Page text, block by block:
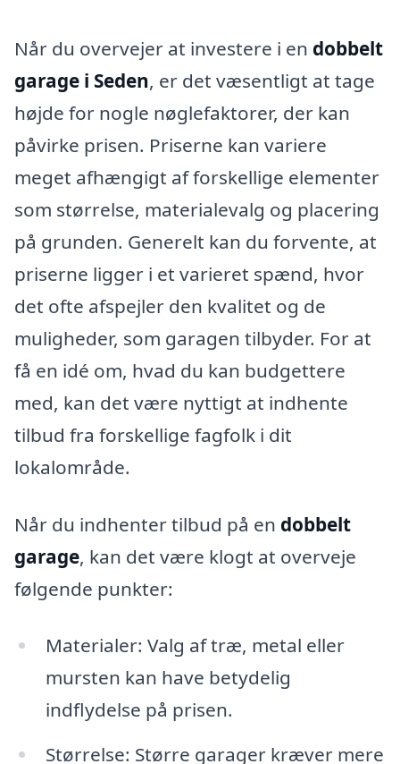
Når du overvejer at investere i en dobbelt
garage i Seden, er det væsentligt at tage
højde for nogle nøglefaktorer, der kan
påvirke prisen. Priserne kan variere
meget afhængigt af forskellige elementer
som størrelse, materialevalg og placering
på grunden. Generelt kan du forvente, at
priserne ligger i et varieret spænd, hvor
det ofte afspejler den kvalitet og de
muligheder, som garagen tilbyder. For at
få en idé om, hvad du kan budgettere
med, kan det være nyttigt at indhente
tilbud fra forskellige fagfolk i dit
lokalområde.
Når du indhenter tilbud på en dobbelt
garage, kan det være klogt at overveje
følgende punkter:
Materialer: Valg af træ, metal eller
mursten kan have betydelig
indflydelse på prisen.
Størrelse: Større garager kræver mere